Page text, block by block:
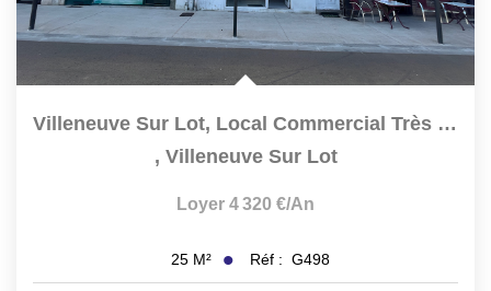
Villeneuve Sur Lot, Local Commercial Très VISIBLE, Situé...
, Villeneuve Sur Lot
Loyer 4 320 €/an
25 M² Réf : G498